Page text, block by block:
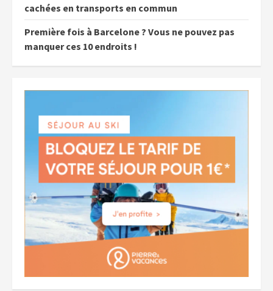
cachées en transports en commun
Première fois à Barcelone ? Vous ne pouvez pas
manquer ces 10 endroits !